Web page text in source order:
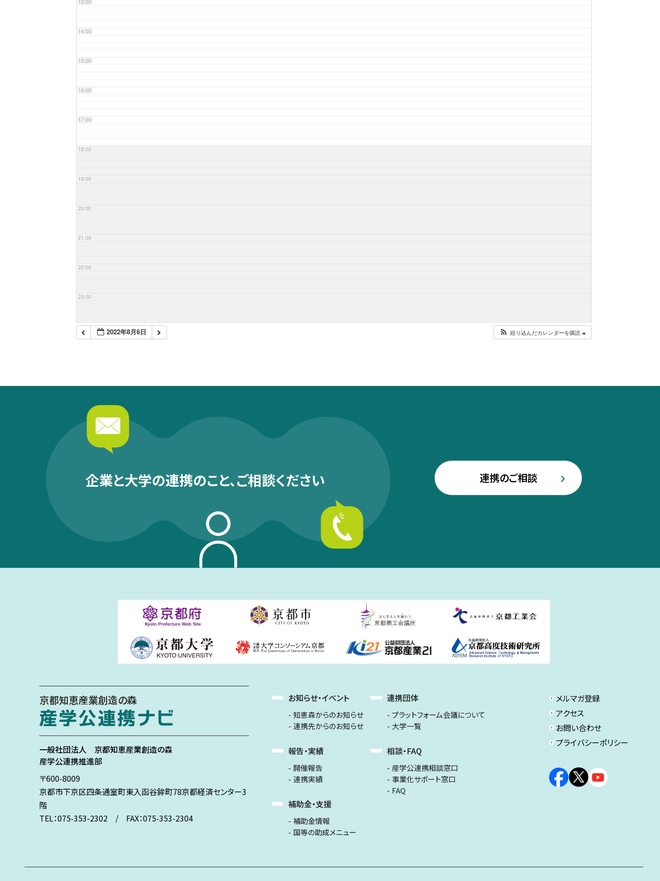
13:00
14:00
15:00
16:00
17:00
18:00
19:00
20:00
21:00
22:00
23:00
2022年8月6日 絞り込んだカレンダーを購読
企業と大学の連携のこと、ご相談ください 連携のご相談
京都知恵産業創造の森
一般社団法人 京都知恵産業創造の森
産学公連携推進部
〒600-8009
京都市下京区四条通室町東入函谷鉾町78京都経済センター3
階
TEL：075-353-2302 / FAX：075-353-2304
お知らせ・イベント
知恵森からのお知らせ
連携先からのお知らせ
報告・実績
開催報告
連携実績
補助金・支援
補助金情報
国等の助成メニュー
連携団体
プラットフォーム会議について
大学一覧
相談・FAQ
産学公連携相談窓口
事業化サポート窓口
FAQ
メルマガ登録
アクセス
お問い合わせ
プライバシーポリシー